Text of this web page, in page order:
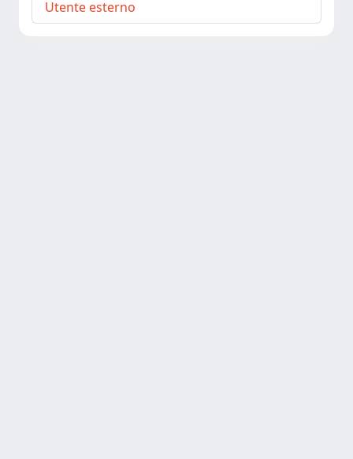
Utente esterno